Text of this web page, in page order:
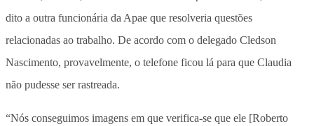
dito a outra funcionária da Apae que resolveria questões
relacionadas ao trabalho. De acordo com o delegado Cledson
Nascimento, provavelmente, o telefone ficou lá para que Claudia
não pudesse ser rastreada.
“Nós conseguimos imagens em que verifica-se que ele [Roberto